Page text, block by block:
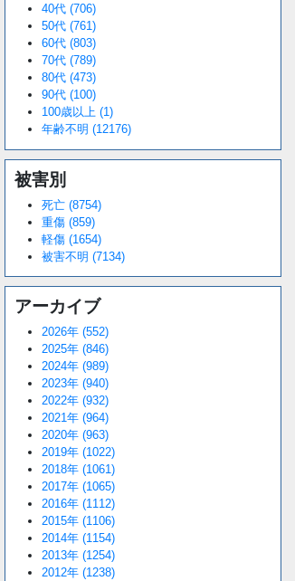
40代 (706)
50代 (761)
60代 (803)
70代 (789)
80代 (473)
90代 (100)
100歳以上 (1)
年齢不明 (12176)
被害別
死亡 (8754)
重傷 (859)
軽傷 (1654)
被害不明 (7134)
アーカイブ
2026年 (552)
2025年 (846)
2024年 (989)
2023年 (940)
2022年 (932)
2021年 (964)
2020年 (963)
2019年 (1022)
2018年 (1061)
2017年 (1065)
2016年 (1112)
2015年 (1106)
2014年 (1154)
2013年 (1254)
2012年 (1238)